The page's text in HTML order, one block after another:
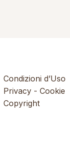
Condizioni d’Uso
Privacy - Cookie
Copyright